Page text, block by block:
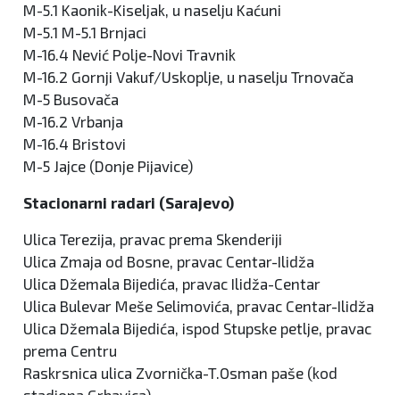
M-5.1 Kaonik-Kiseljak, u naselju Kaćuni
M-5.1 M-5.1 Brnjaci
M-16.4 Nević Polje-Novi Travnik
M-16.2 Gornji Vakuf/Uskoplje, u naselju Trnovača
M-5 Busovača
M-16.2 Vrbanja
M-16.4 Bristovi
M-5 Jajce (Donje Pijavice)
Stacionarni radari (Sarajevo)
Ulica Terezija, pravac prema Skenderiji
Ulica Zmaja od Bosne, pravac Centar-Ilidža
Ulica Džemala Bijedića, pravac Ilidža-Centar
Ulica Bulevar Meše Selimovića, pravac Centar-Ilidža
Ulica Džemala Bijedića, ispod Stupske petlje, pravac
prema Centru
Raskrsnica ulica Zvornička-T.Osman paše (kod